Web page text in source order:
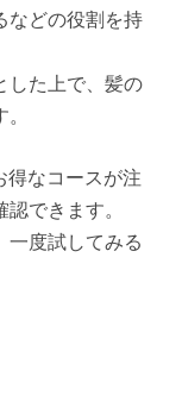
などの役割を持
した上で、髪の
得なコースが注
できます。
一度試してみる